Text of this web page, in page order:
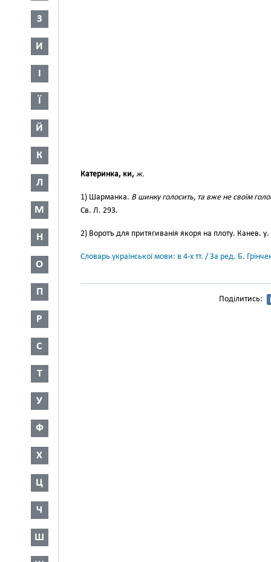
З
И
І
Ї
Й
К
Л
М
Н
О
П
Р
С
Т
У
Ф
Х
Ц
Ч
Ш
Катеринка, ки, ж.
1) Шарманка. В шинку голосить, та вже не своїм
Св. Л. 293.
2) Воротъ для притягиванія якоря на плоту. Канев. у.
Словарь української мови: в 4-х тт. / За ред. Б.
Поділитись: